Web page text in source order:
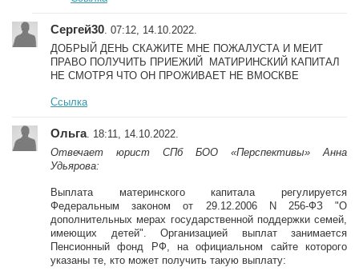
Сергей30 . 07:12, 14.10.2022.
ДОБРЫЙ ДЕНЬ СКАЖИТЕ МНЕ ПОЖАЛУСТА И МЕИТ
ПРАВО ПОЛУЧИТЬ ПРИЕЖИЙ МАТИРИНСКИЙ КАПИТАЛ
НЕ СМОТРЯ ЧТО ОН ПРОЖИВАЕТ НЕ ВМОСКВЕ
Ссылка
Ольга. 18:11, 14.10.2022.
Отвечает юрист СПб БОО «Перспективы» Анна
Удьярова:
Выплата материнского капитала регулируется
Федеральным законом от 29.12.2006 N 256-ФЗ "О
дополнительных мерах государственной поддержки семей,
имеющих детей". Организацией выплат занимается
Пенсионный фонд РФ, на официальном сайте которого
указаны те, кто может получить такую выплату: